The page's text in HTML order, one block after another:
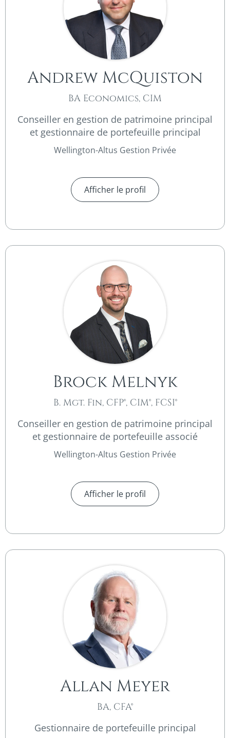
Andrew McQuiston
BA Economics, CIM
Conseiller en gestion de patrimoine principal
et gestionnaire de portefeuille principal
Wellington-Altus Gestion Privée
Afficher le profil
Brock Melnyk
B. Mgt. Fin, CFP®, CIM®, FCSI®
Conseiller en gestion de patrimoine principal
et gestionnaire de portefeuille associé
Wellington-Altus Gestion Privée
Afficher le profil
Allan Meyer​
BA, CFA®
Gestionnaire de portefeuille principal